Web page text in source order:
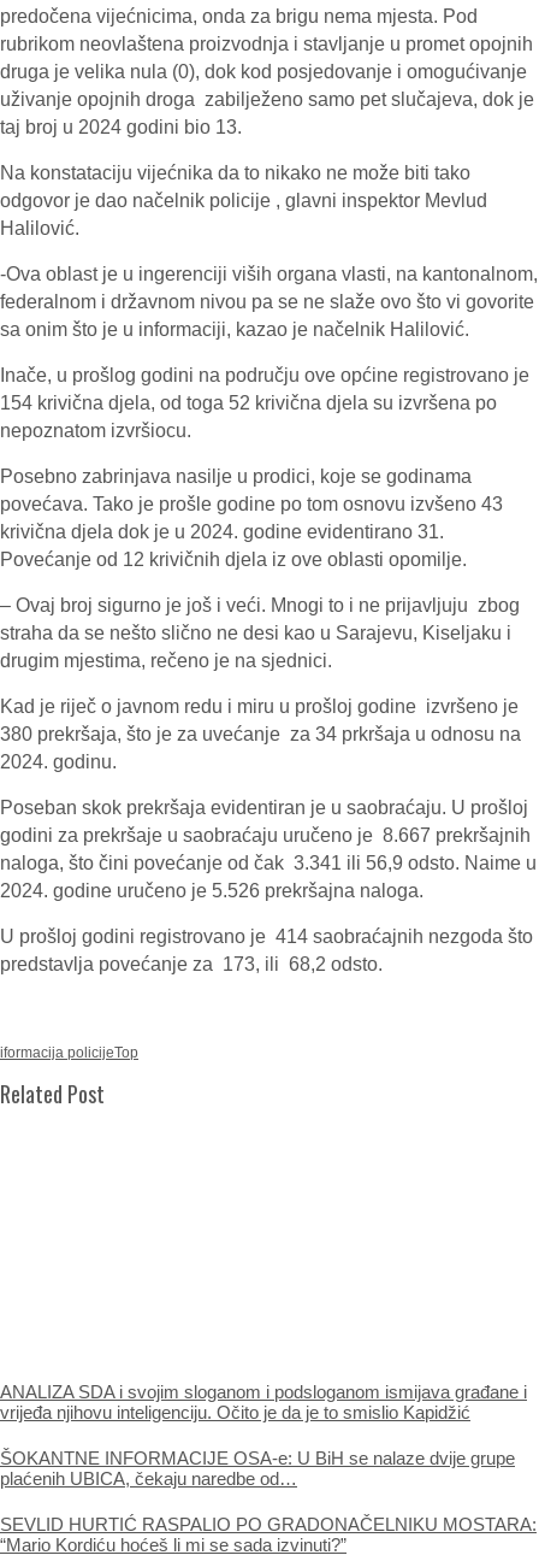
predočena vijećnicima, onda za brigu nema mjesta. Pod
rubrikom neovlaštena proizvodnja i stavljanje u promet opojnih
druga je velika nula (0), dok kod posjedovanje i omogućivanje
uživanje opojnih droga zabilježeno samo pet slučajeva, dok je
taj broj u 2024 godini bio 13.
Na konstataciju vijećnika da to nikako ne može biti tako
odgovor je dao načelnik policije , glavni inspektor Mevlud
Halilović.
-Ova oblast je u ingerenciji viših organa vlasti, na kantonalnom,
federalnom i državnom nivou pa se ne slaže ovo što vi govorite
sa onim što je u informaciji, kazao je načelnik Halilović.
Inače, u prošlog godini na području ove općine registrovano je
154 krivična djela, od toga 52 krivična djela su izvršena po
nepoznatom izvršiocu.
Posebno zabrinjava nasilje u prodici, koje se godinama
povećava. Tako je prošle godine po tom osnovu izvšeno 43
krivična djela dok je u 2024. godine evidentirano 31.
Povećanje od 12 krivičnih djela iz ove oblasti opomilje.
– Ovaj broj sigurno je još i veći. Mnogi to i ne prijavljuju zbog
straha da se nešto slično ne desi kao u Sarajevu, Kiseljaku i
drugim mjestima, rečeno je na sjednici.
Kad je riječ o javnom redu i miru u prošloj godine izvršeno je
380 prekršaja, što je za uvećanje za 34 prkršaja u odnosu na
2024. godinu.
Poseban skok prekršaja evidentiran je u saobraćaju. U prošloj
godini za prekršaje u saobraćaju uručeno je 8.667 prekršajnih
naloga, što čini povećanje od čak 3.341 ili 56,9 odsto. Naime u
2024. godine uručeno je 5.526 prekršajna naloga.
U prošloj godini registrovano je 414 saobraćajnih nezgoda što
predstavlja povećanje za 173, ili 68,2 odsto.
iformacija policijeTop
Related Post
ANALIZA SDA i svojim sloganom i podsloganom ismijava građane i
vrijeđa njihovu inteligenciju. Očito je da je to smislio Kapidžić
ŠOKANTNE INFORMACIJE OSA-e: U BiH se nalaze dvije grupe
plaćenih UBICA, čekaju naredbe od…
SEVLID HURTIĆ RASPALIO PO GRADONAČELNIKU MOSTARA:
“Mario Kordiću hoćeš li mi se sada izvinuti?”